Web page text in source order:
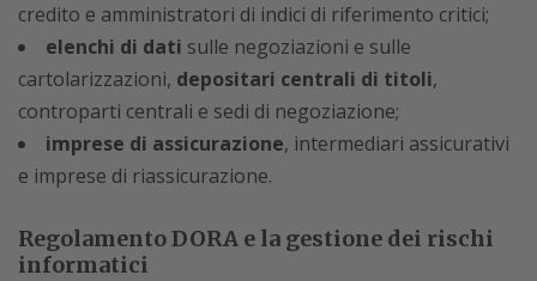
credito e amministratori di indici di riferimento critici;
elenchi di dati sulle negoziazioni e sulle
cartolarizzazioni, depositari centrali di titoli,
controparti centrali e sedi di negoziazione;
imprese di assicurazione, intermediari assicurativi
e imprese di riassicurazione.
Regolamento DORA e la gestione dei rischi
informatici